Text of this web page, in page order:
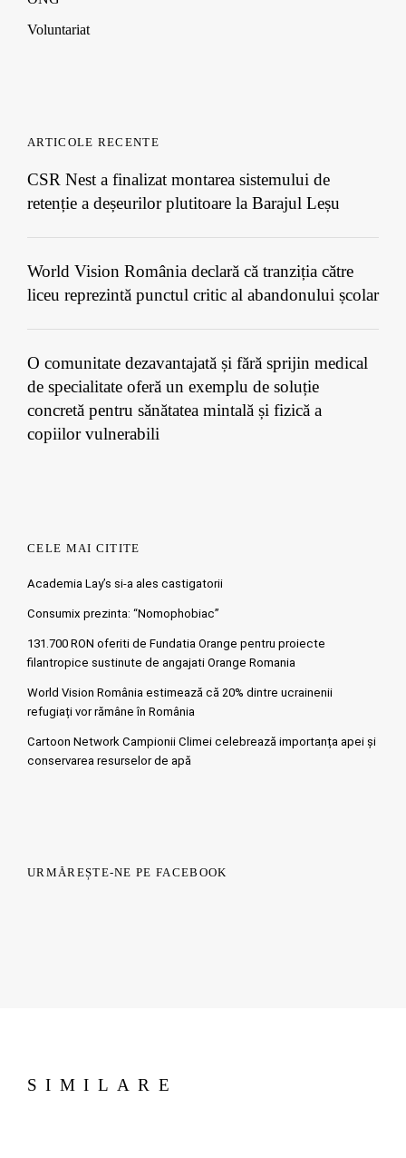
Voluntariat
ARTICOLE RECENTE
CSR Nest a finalizat montarea sistemului de
retenție a deșeurilor plutitoare la Barajul Leșu
World Vision România declară că tranziția către
liceu reprezintă punctul critic al abandonului școlar
O comunitate dezavantajată și fără sprijin medical
de specialitate oferă un exemplu de soluție
concretă pentru sănătatea mintală și fizică a
copiilor vulnerabili
CELE MAI CITITE
Academia Lay’s si-a ales castigatorii
Consumix prezinta: “Nomophobiac”
131.700 RON oferiti de Fundatia Orange pentru proiecte
filantropice sustinute de angajati Orange Romania
World Vision România estimează că 20% dintre ucrainenii
refugiați vor rămâne în România
Cartoon Network Campionii Climei celebrează importanța apei și
conservarea resurselor de apă
URMĂREȘTE-NE PE FACEBOOK
SIMILARE